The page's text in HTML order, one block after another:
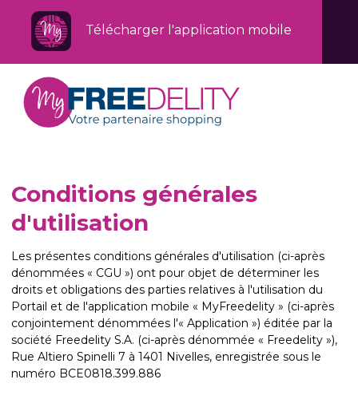
Télécharger l'application mobile
Conditions générales
d'utilisation
Les présentes conditions générales d'utilisation (ci-après
dénommées « CGU ») ont pour objet de déterminer les
droits et obligations des parties relatives à l'utilisation du
Portail et de l'application mobile « MyFreedelity » (ci-après
conjointement dénommées l'« Application ») éditée par la
société Freedelity S.A. (ci-après dénommée « Freedelity »),
Rue Altiero Spinelli 7 à 1401 Nivelles, enregistrée sous le
numéro BCE0818.399.886